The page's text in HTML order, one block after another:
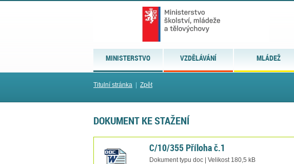
MINISTERSTVO VZDĚLÁVÁNÍ MLÁDEŽ
Titulní stránka Zpět
DOKUMENT KE STAŽENÍ
C/10/355 Příloha č.1
Dokument typu doc | Velikost 180,5 kB